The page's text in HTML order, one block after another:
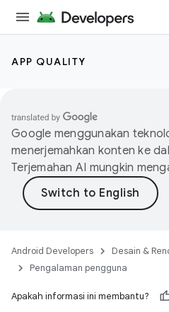
APP QUALITY
Google menggunakan
menerjemahkan konten ke
Terjemahan AI mungkin
Android Developers Desain &
Pengalaman pengguna
Apakah informasi ini membantu?